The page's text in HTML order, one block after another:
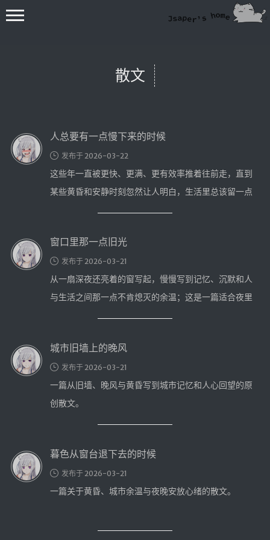
散文
人总要有一点慢下来的时候
发布于 2026-03-22
这些年一直被更快、更满、更有效率推着往前走，直到
某些黄昏和安静时刻忽然让人明白，生活里总该留一点
窗口里那一点旧光
发布于 2026-03-21
从一扇深夜还亮着的窗写起，慢慢写到记忆、沉默和人
与生活之间那一点不肯熄灭的余温；这是一篇适合夜里
城市旧墙上的晚风
发布于 2026-03-21
一篇从旧墙、晚风与黄昏写到城市记忆和人心回望的原
创散文。
暮色从窗台退下去的时候
发布于 2026-03-21
一篇关于黄昏、城市余温与夜晚安放心绪的散文。
💻在线桌面
bing壁纸
🔥排行榜
合集网
鱼塘热榜
航拍全景
暗网导航
网页代理
网页代理备用
Google访问助手
星视界
影视无广告
在线影视备用